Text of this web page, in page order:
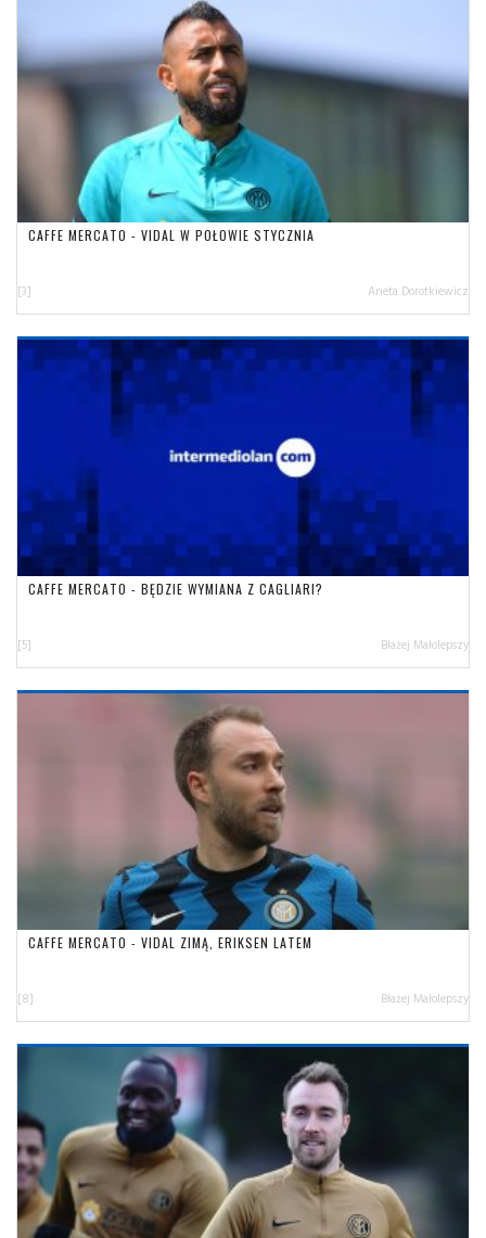
CAFFE MERCATO - VIDAL W POŁOWIE STYCZNIA
[3] Aneta Dorotkiewicz
CAFFE MERCATO - BĘDZIE WYMIANA Z CAGLIARI?
[5] Błażej Małolepszy
CAFFE MERCATO - VIDAL ZIMĄ, ERIKSEN LATEM
[8] Błażej Małolepszy